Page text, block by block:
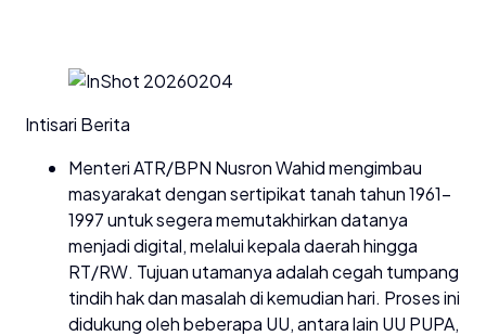
Intisari Berita
Menteri ATR/BPN Nusron Wahid mengimbau
masyarakat dengan sertipikat tanah tahun 1961-
1997 untuk segera memutakhirkan datanya
menjadi digital, melalui kepala daerah hingga
RT/RW. Tujuan utamanya adalah cegah tumpang
tindih hak dan masalah di kemudian hari. Proses ini
didukung oleh beberapa UU, antara lain UU PUPA,